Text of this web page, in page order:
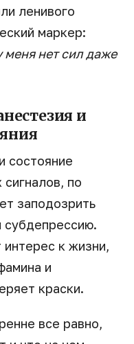
ленивого
маркер:
меня нет сил даже
и
состояние
по
заподозрить
субдепрессию.
интерес к жизни,
и
краски.
все равно,